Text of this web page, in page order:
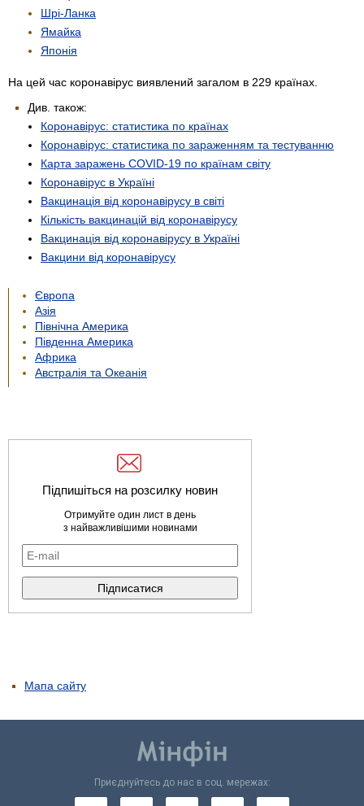
Шрі-Ланка
Ямайка
Японія
На цей час коронавірус виявлений загалом в 229 країнах.
Див. також:
Коронавірус: статистика по країнах
Коронавірус: статистика по зараженням та тестуванню
Карта заражень COVID-19 по країнам світу
Коронавірус в Україні
Вакцинація від коронавірусу в світі
Кількість вакцинацій від коронавірусу
Вакцинація від коронавірусу в Україні
Вакцини від коронавірусу
Європа
Азія
Північна Америка
Південна Америка
Африка
Австралія та Океанія
Підпишіться на розсилку новин
Отримуйте один лист в день
з найважливішими новинами
Мапа сайту
Приєднуйтесь до нас в соц. мережах: